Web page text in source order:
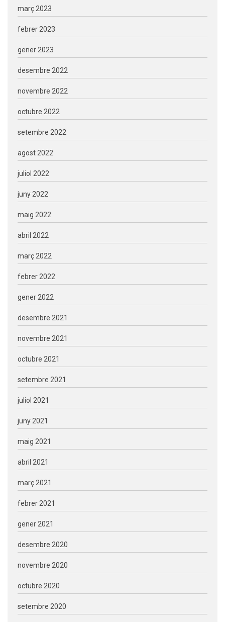
març 2023
febrer 2023
gener 2023
desembre 2022
novembre 2022
octubre 2022
setembre 2022
agost 2022
juliol 2022
juny 2022
maig 2022
abril 2022
març 2022
febrer 2022
gener 2022
desembre 2021
novembre 2021
octubre 2021
setembre 2021
juliol 2021
juny 2021
maig 2021
abril 2021
març 2021
febrer 2021
gener 2021
desembre 2020
novembre 2020
octubre 2020
setembre 2020